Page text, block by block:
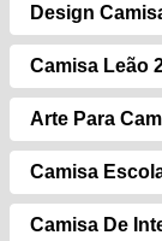
Design
Camisa Leão
Arte Para
Camisa
Camisa De